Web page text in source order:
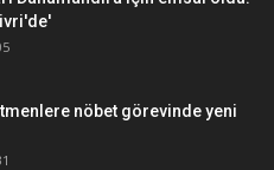
nöbet görevinde yeni